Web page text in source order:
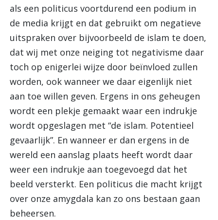
als een politicus voortdurend een podium in
de media krijgt en dat gebruikt om negatieve
uitspraken over bijvoorbeeld de islam te doen,
dat wij met onze neiging tot negativisme daar
toch op enigerlei wijze door beïnvloed zullen
worden, ook wanneer we daar eigenlijk niet
aan toe willen geven. Ergens in ons geheugen
wordt een plekje gemaakt waar een indrukje
wordt opgeslagen met “de islam. Potentieel
gevaarlijk”. En wanneer er dan ergens in de
wereld een aanslag plaats heeft wordt daar
weer een indrukje aan toegevoegd dat het
beeld versterkt. Een politicus die macht krijgt
over onze amygdala kan zo ons bestaan gaan
beheersen.